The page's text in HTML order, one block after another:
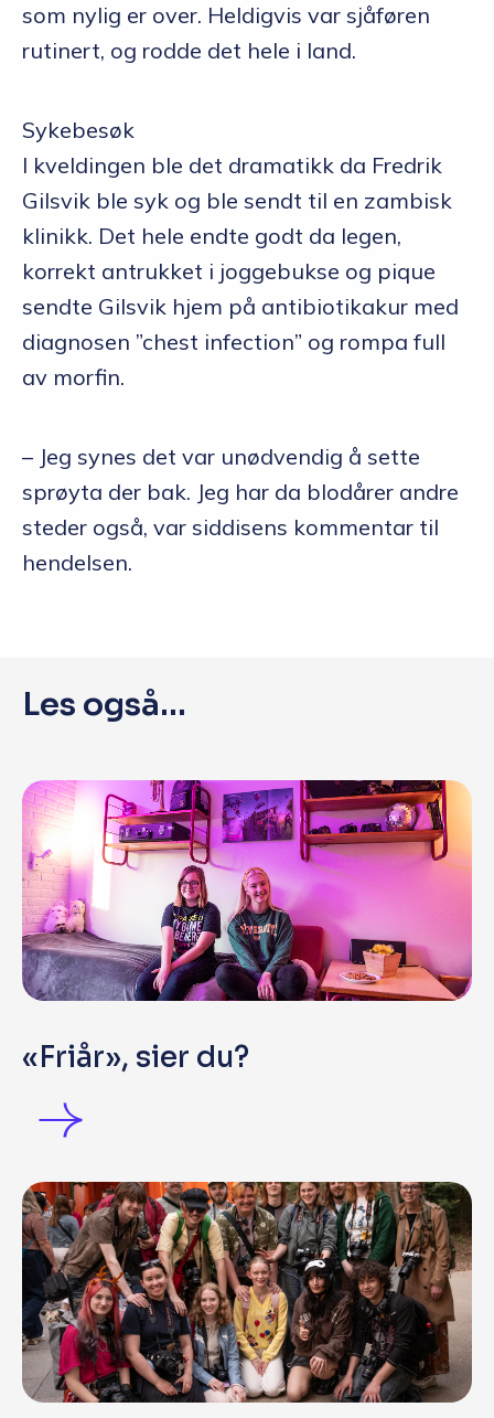
som nylig er over. Heldigvis var sjåføren
rutinert, og rodde det hele i land.
Sykebesøk
I kveldingen ble det dramatikk da Fredrik
Gilsvik ble syk og ble sendt til en zambisk
klinikk. Det hele endte godt da legen,
korrekt antrukket i joggebukse og pique
sendte Gilsvik hjem på antibiotikakur med
diagnosen ”chest infection” og rompa full
av morfin.
– Jeg synes det var unødvendig å sette
sprøyta der bak. Jeg har da blodårer andre
steder også, var siddisens kommentar til
hendelsen.
Les også...
«Friår», sier du?